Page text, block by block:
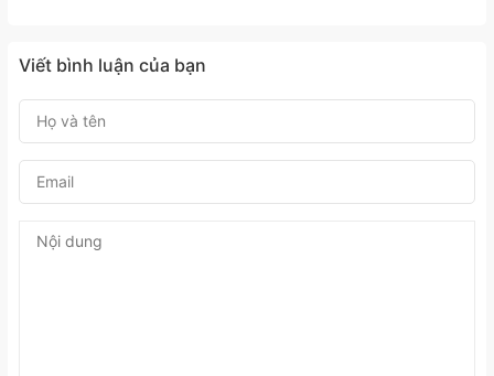
Viết bình luận của bạn